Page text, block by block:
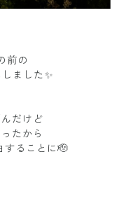
前の
ました✨
だけど
たから
することに🫡